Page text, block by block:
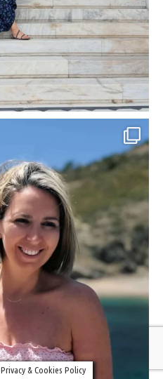
Privacy & Cookies Policy